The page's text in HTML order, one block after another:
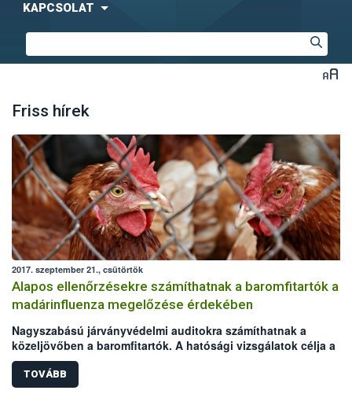
KAPCSOLAT
Friss hírek
2017. szeptember 21., csütörtök
Alapos ellenőrzésekre számíthatnak a baromfitartók a
madárinfluenza megelőzése érdekében
Nagyszabású járványvédelmi auditokra számíthatnak a
közeljövőben a baromfitartók. A hatósági vizsgálatok célja a
madárinfluenza megelőzése, melynek felbukkanására az őszi-
vadmadárvonulások idején ismét nagyobb az esély. Az akció a
Baromfi Termék Tanács (BTT) kezdeményezésére indul,
TOVÁBB